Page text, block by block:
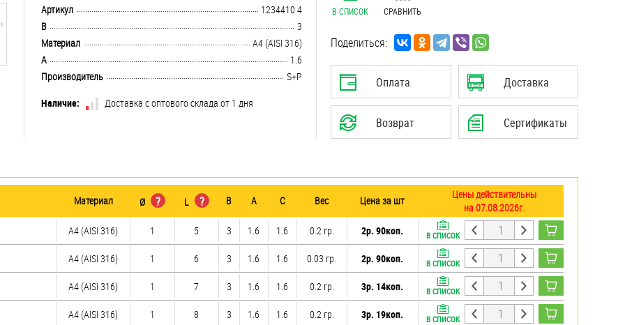
........................................................................................................................................................................................................
Артикул
1234410 4
........................................................................................................................................................................................................
B
3
........................................................................................................................................................................................................
Материал
A4 (AISI 316)
........................................................................................................................................................................................................
A
1.6
........................................................................................................................................................................................................
Производитель
S+P
Наличие:
Доставка с оптового склада от 1 дня
В СПИСОК СРАВНИТЬ
Поделиться:
Оплата Доставка
Возврат Сертификаты
Материал Ø ? L ? B A C Вес Цена за шт
Цены действительны
на 07.08.2026г.
A4 (AISI 316) 1 5 3 1.6 1.6 0.2 гр. 2р. 90коп. В СПИСОК
A4 (AISI 316) 1 6 3 1.6 1.6 0.03 гр. 2р. 90коп. В СПИСОК
A4 (AISI 316) 1 7 3 1.6 1.6 0.2 гр. 3р. 14коп. В СПИСОК
A4 (AISI 316) 1 8 3 1.6 1.6 0.2 гр. 3р. 19коп. В СПИСОК